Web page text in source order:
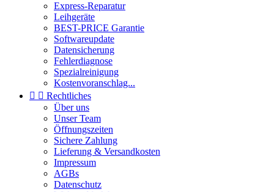
Express-Reparatur
Leihgeräte
BEST-PRICE Garantie
Softwareupdate
Datensicherung
Fehlerdiagnose
Spezialreinigung
Kostenvoranschlag...
  Rechtliches
Über uns
Unser Team
Öffnungszeiten
Sichere Zahlung
Lieferung & Versandkosten
Impressum
AGBs
Datenschutz